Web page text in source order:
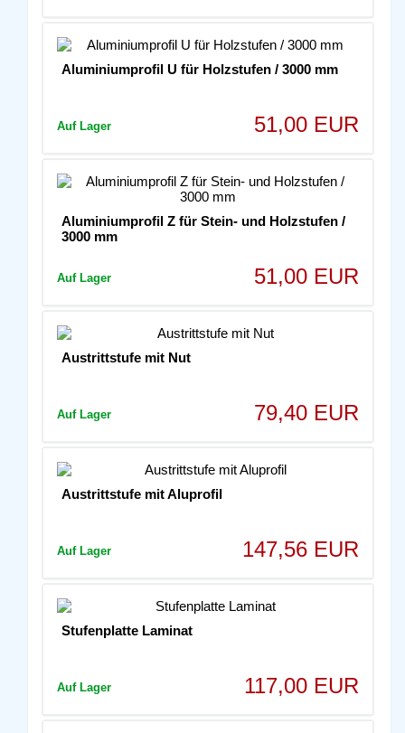
Aluminiumprofil U für Holzstufen / 3000 mm
Auf Lager 51,00 EUR
Aluminiumprofil Z für Stein- und Holzstufen /
3000 mm
Auf Lager 51,00 EUR
Austrittstufe mit Nut
Auf Lager 79,40 EUR
Austrittstufe mit Aluprofil
Auf Lager 147,56 EUR
Stufenplatte Laminat
Auf Lager 117,00 EUR